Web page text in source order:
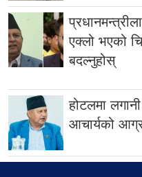
एक्लो भएको
बदल्नुहोस्
होटलमा
आचार्यको